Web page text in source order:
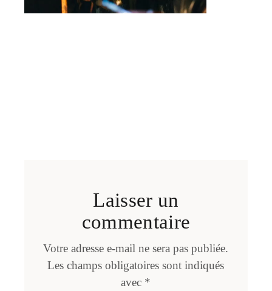
Laisser un
commentaire
Votre adresse e-mail ne sera pas publiée.
Les champs obligatoires sont indiqués
avec *